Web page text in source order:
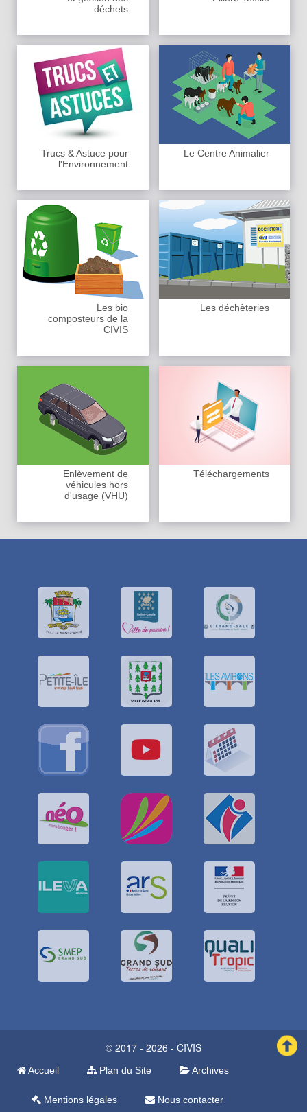
déchets
Trucs & Astuce pour
l'Environnement
Le Centre Animalier
Les bio
composteurs de la
CIVIS
Les déchèteries
Enlèvement de
véhicules hors
d'usage (VHU)
Téléchargements
© 2017 - 2026 - CIVIS
Accueil Plan du Site Archives
Mentions légales Nous contacter